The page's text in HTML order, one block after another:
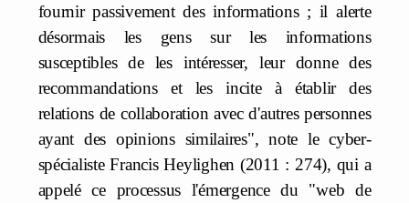
fournir passivement des informations ; il alerte
désormais les gens sur les informations
susceptibles de les intéresser, leur donne des
recommandations et les incite à établir des
relations de collaboration avec d'autres personnes
ayant des opinions similaires", note le cyber-
spécialiste Francis Heylighen (2011 : 274), qui a
appelé ce processus l'émergence du "web de